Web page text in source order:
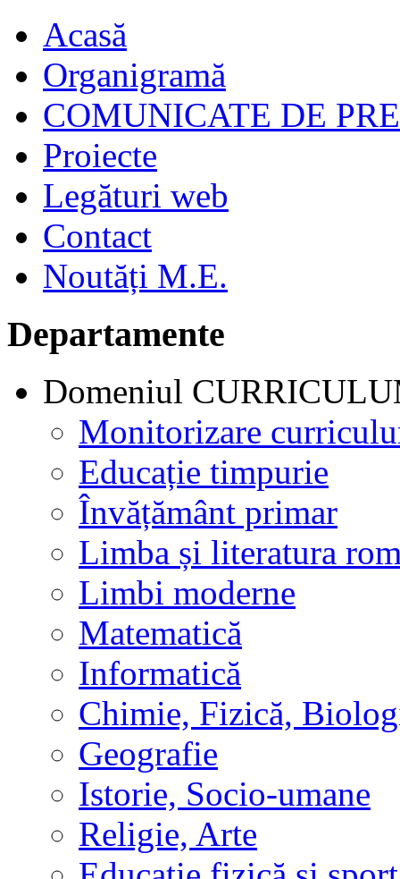
Acasă
Organigramă
COMUNICATE DE
Proiecte
Legături web
Contact
Noutăți M.E.
Departamente
Domeniul
Monitorizare
Educație timpurie
Învățământ primar
Limba și literatura
Limbi moderne
Matematică
Informatică
Chimie, Fizică,
Geografie
Istorie, Socio-umane
Religie, Arte